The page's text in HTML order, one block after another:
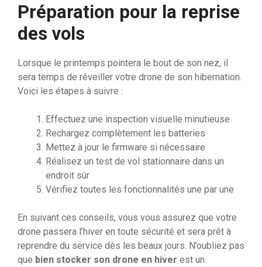
Préparation pour la reprise
des vols
Lorsque le printemps pointera le bout de son nez, il
sera temps de réveiller votre drone de son hibernation.
Voici les étapes à suivre :
Effectuez une inspection visuelle minutieuse
Rechargez complètement les batteries
Mettez à jour le firmware si nécessaire
Réalisez un test de vol stationnaire dans un
endroit sûr
Vérifiez toutes les fonctionnalités une par une
En suivant ces conseils, vous vous assurez que votre
drone passera l’hiver en toute sécurité et sera prêt à
reprendre du service dès les beaux jours. N’oubliez pas
que bien stocker son drone en hiver est un